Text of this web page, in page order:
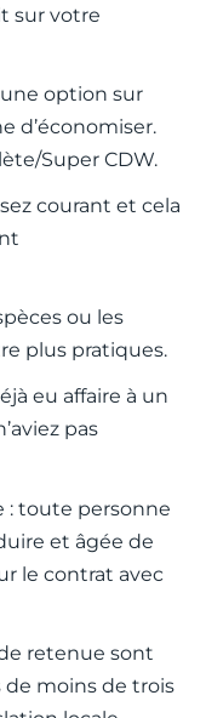
sur votre
option sur
d’économiser.
Super CDW.
courant et cela
ou les
plus pratiques.
eu affaire à un
pas
: toute personne
et âgée de
le contrat avec
retenue sont
moins de trois